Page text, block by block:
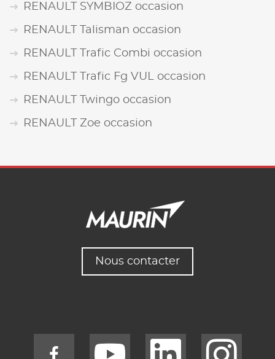
RENAULT SYMBIOZ occasion
RENAULT Talisman occasion
RENAULT Trafic Combi occasion
RENAULT Trafic Fg VUL occasion
RENAULT Twingo occasion
RENAULT Zoe occasion
Nous contacter